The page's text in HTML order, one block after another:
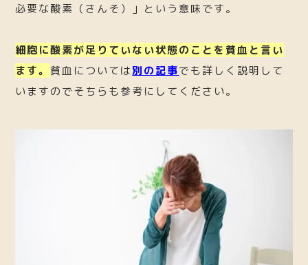
必要な酸素（さんそ）」という意味です。
細胞に酸素が足りていない状態のことを貧血と言い
ます。貧血については別の記事でも詳しく説明して
いますのでそちらも参考にしてください。